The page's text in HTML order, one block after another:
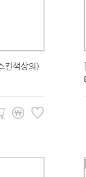
킨색상의)